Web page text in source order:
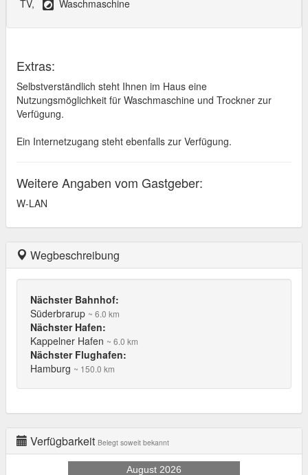
TV, local_laundry_service Waschmaschine
Extras:
Selbstverständlich steht Ihnen im Haus eine
Nutzungsmöglichkeit für Waschmaschine und Trockner zur
Verfügung.
Ein Internetzugang steht ebenfalls zur Verfügung.
Weitere Angaben vom Gastgeber:
W-LAN
Wegbeschreibung
Nächster Bahnhof:
Süderbrarup ~ 6.0 km
Nächster Hafen:
Kappelner Hafen ~ 6.0 km
Nächster Flughafen:
Hamburg ~ 150.0 km
Verfügbarkeit Belegt soweit bekannt
August 2026